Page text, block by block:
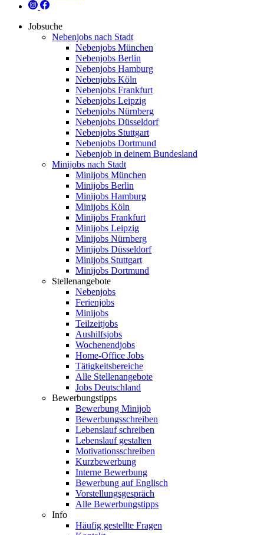
Jobsuche
Nebenjobs nach Stadt
Nebenjobs München
Nebenjobs Berlin
Nebenjobs Hamburg
Nebenjobs Köln
Nebenjobs Frankfurt
Nebenjobs Leipzig
Nebenjobs Nürnberg
Nebenjobs Düsseldorf
Nebenjobs Stuttgart
Nebenjobs Dortmund
Nebenjob in deinem Bundesland
Minijobs nach Stadt
Minijobs München
Minijobs Berlin
Minijobs Hamburg
Minijobs Köln
Minijobs Frankfurt
Minijobs Leipzig
Minijobs Nürnberg
Minijobs Düsseldorf
Minijobs Stuttgart
Minijobs Dortmund
Stellenangebote
Nebenjobs
Ferienjobs
Minijobs
Teilzeitjobs
Aushilfsjobs
Wochenendjobs
Home-Office Jobs
Tätigkeitsbereiche
Alle Stellenangebote
Jobs Deutschland
Bewerbungstipps
Bewerbung Minijob
Bewerbungsschreiben
Lebenslauf schreiben
Lebenslauf gestalten
Motivationsschreiben
Kurzbewerbung
Interne Bewerbung
Bewerbung auf Englisch
Vorstellungsgespräch
Alle Bewerbungstipps
Info
Häufig gestellte Fragen